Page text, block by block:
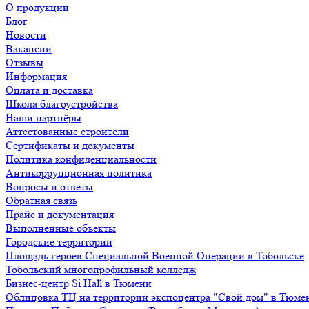
О продукции
Блог
Новости
Вакансии
Отзывы
Информация
Оплата и доставка
Школа благоустройства
Наши партнёры
Аттестованные строители
Сертификаты и документы
Политика конфиденциальности
Антикоррупционная политика
Вопросы и ответы
Обратная связь
Прайс и документация
Выполненные объекты
Городские территории
Площадь героев Специальной Военной Операции в Тобольске
Тобольский многопрофильный колледж
Бизнес-центр Si Hall в Тюмени
Облицовка ТЦ на территории экспоцентра "Свой дом" в